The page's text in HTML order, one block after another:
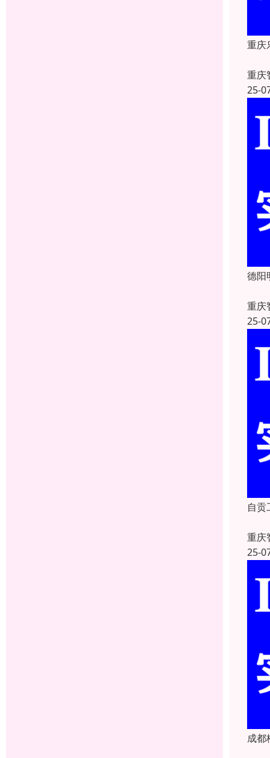
重庆
重庆
25-
德阳
重庆
25-
自
重庆
25-
成都